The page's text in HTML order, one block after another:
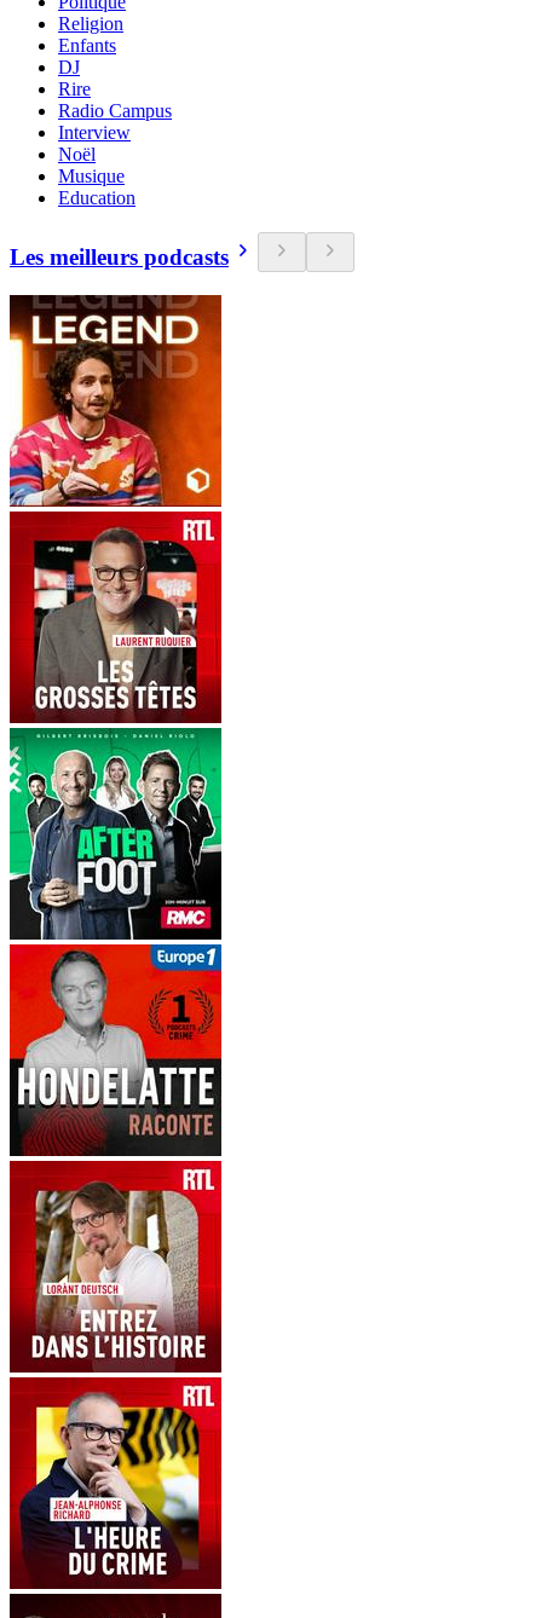
Religion
Enfants
DJ
Rire
Radio Campus
Interview
Noël
Musique
Education
Les meilleurs podcasts